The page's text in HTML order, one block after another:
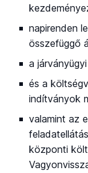
napirenden
összefüggő
a
és a
indítványok
valamint az
központi